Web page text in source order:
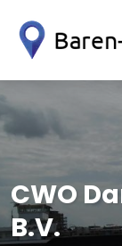
CWO
B.V.